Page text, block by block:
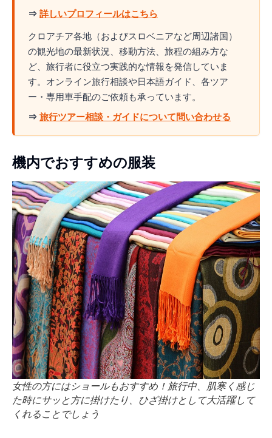
⇒ 詳しいプロフィールはこちら
クロアチア各地（およびスロベニアなど周辺諸国）
の観光地の最新状況、移動方法、旅程の組み方な
ど、旅行者に役立つ実践的な情報を発信していま
す。オンライン旅行相談や日本語ガイド、各ツア
ー・専用車手配のご依頼も承っています。
⇒ 旅行ツアー相談・ガイドについて問い合わせる
機内でおすすめの服装
女性の方にはショールもおすすめ！旅行中、肌寒く感じ
た時にサッと方に掛けたり、ひざ掛けとして大活躍して
くれることでしょう